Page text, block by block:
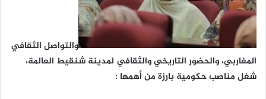
والتواصل الثقافي
المغاربي، والحضور التاريخي والثقافي لمدينة شنقيط العالمة،
شغل مناصب حكومية بارزة من أهمها :